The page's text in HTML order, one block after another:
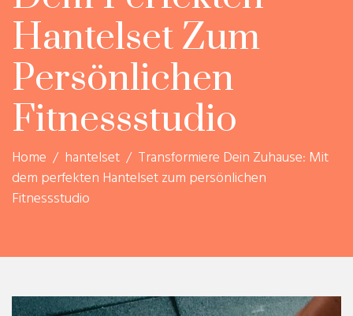
Hantelset Zum
Persönlichen
Fitnessstudio
Home / hantelset / Transformiere Dein Zuhause: Mit
dem perfekten Hantelset zum persönlichen
Fitnessstudio